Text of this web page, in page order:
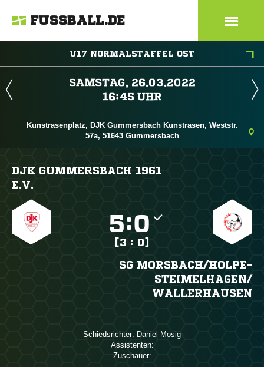
FUSSBALL.DE
U17 NORMALSTAFFEL OST
 
 
Kunstrasenplatz, DJK Gummersbach Kunstrasen, Weststr.
57a, 51643 Gummersbach
DJK GUMMERSBACH 1961
E.V.
:
[3 : 0]
SG MORSBACH/​HOLPE-
STEIMELHAGEN/​
WALLERHAUSEN
Schiedsrichter:  
Assistenten:
Zuschauer: